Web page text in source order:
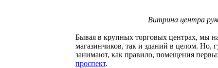
Витрина центра
Бывая в крупных торговых центрах, мы
магазинчиков, так и зданий в целом. Но,
занимают, как правило, помещения
проспект.